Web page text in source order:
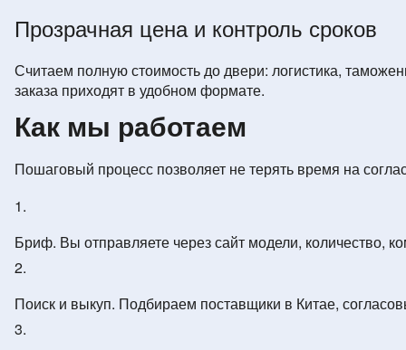
Прозрачная цена и контроль сроков
Считаем полную стоимость до двери: логистика,
заказа приходят в удобном формате.
Как мы работаем
Пошаговый процесс позволяет не терять время на
Бриф. Вы отправляете через сайт модели, количество,
Поиск и выкуп. Подбираем поставщики в Китае,